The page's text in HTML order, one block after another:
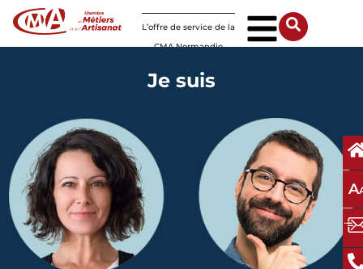
L’offre de service de la
CMA Normandie
A
Je suis
Panneau de gestion des cookies